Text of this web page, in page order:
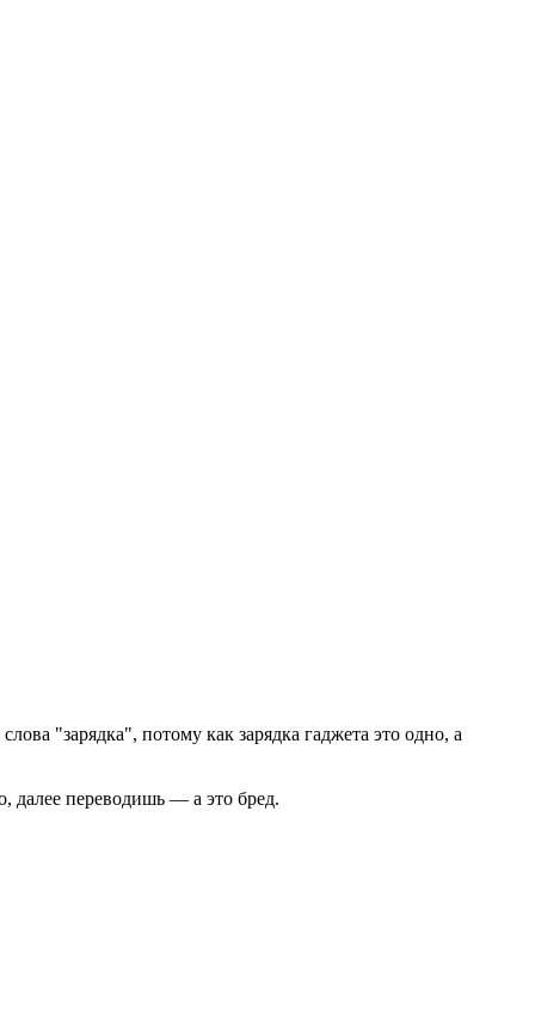
"зарядка", потому как зарядка гаджета это одно, а
далее переводишь — а это бред.